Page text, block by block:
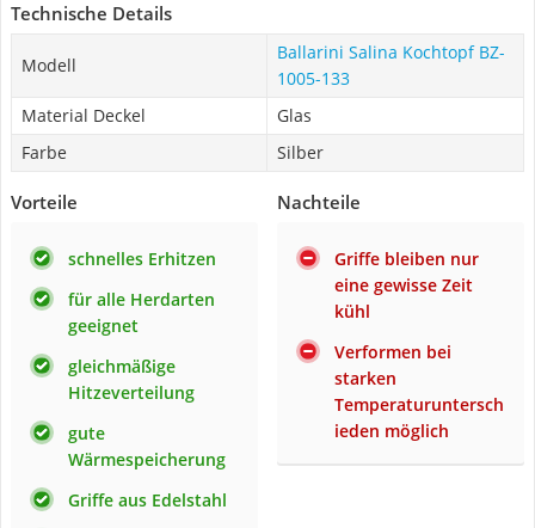
Technische Details
Modell
Ballarini Salina Kochtopf ‎BZ-
1005-133
Material Deckel
Glas
Farbe
Silber
Vorteile
schnelles Erhitzen
für alle Herdarten
geeignet
gleichmäßige
Hitzeverteilung
gute
Wärmespeicherung
Griffe aus Edelstahl
Nachteile
Griffe bleiben nur
eine gewisse Zeit
kühl
Verformen bei
starken
Temperaturuntersch
ieden möglich